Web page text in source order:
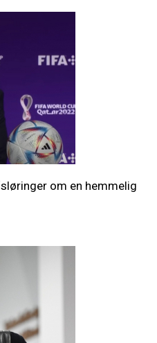
om en hemmelig